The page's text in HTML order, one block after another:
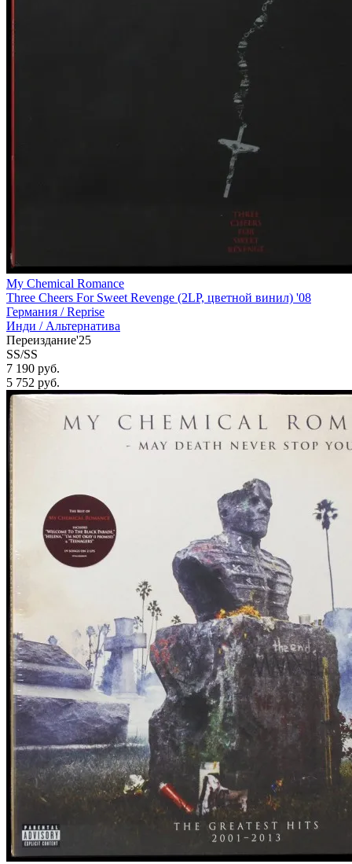
My Chemical Romance
Three Cheers For Sweet Revenge (2LP, цветной винил) '08
Германия /Reprise
Инди / Альтернатива
Переиздание'25
SS/SS
7 190 руб.
5 752 руб.